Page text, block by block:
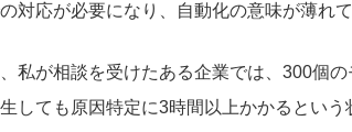
対応が必要になり、自動化の意味が薄れて
私が相談を受けたある企業では、300個
しても原因特定に3時間以上かかるとい